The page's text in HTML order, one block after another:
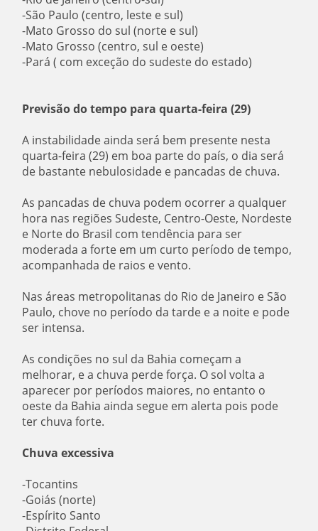
-São Paulo (centro, leste e sul)
-Mato Grosso do sul (norte e sul)
-Mato Grosso (centro, sul e oeste)
-Pará ( com exceção do sudeste do estado)
Previsão do tempo para quarta-feira (29)
A instabilidade ainda será bem presente nesta
quarta-feira (29) em boa parte do país, o dia será
de bastante nebulosidade e pancadas de chuva.
As pancadas de chuva podem ocorrer a qualquer
hora nas regiões Sudeste, Centro-Oeste, Nordeste
e Norte do Brasil com tendência para ser
moderada a forte em um curto período de tempo,
acompanhada de raios e vento.
Nas áreas metropolitanas do Rio de Janeiro e São
Paulo, chove no período da tarde e a noite e pode
ser intensa.
As condições no sul da Bahia começam a
melhorar, e a chuva perde força. O sol volta a
aparecer por períodos maiores, no entanto o
oeste da Bahia ainda segue em alerta pois pode
ter chuva forte.
Chuva excessiva
-Tocantins
-Goiás (norte)
-Espírito Santo